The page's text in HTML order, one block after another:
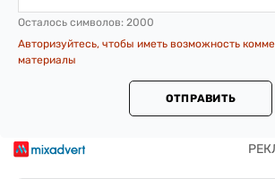
Осталось символов: 2000
Авторизуйтесь, чтобы иметь возможность
материалы
ОТПРАВИТЬ